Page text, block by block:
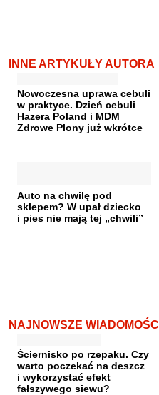
INNE ARTYKUŁY AUTORA
Nowoczesna uprawa cebuli
w praktyce. Dzień cebuli
Hazera Poland i MDM
Zdrowe Plony już wkrótce
Auto na chwilę pod
sklepem? W upał dziecko
i pies nie mają tej „chwili”
NAJNOWSZE WIADOMOŚCI
Ściernisko po rzepaku. Czy
warto poczekać na deszcz
i wykorzystać efekt
fałszywego siewu?